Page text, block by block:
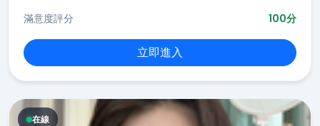
滿意度評分
100分
立即進入
在線